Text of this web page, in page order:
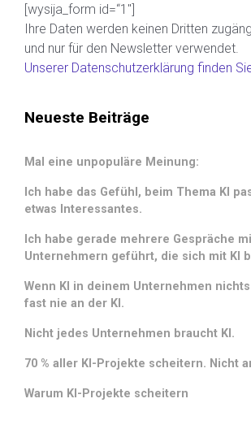
[wysija_form id=“1″]
Ihre Daten werden keinen Dritten
und nur für den Newsletter verwendet.
Unserer Datenschutzerklärung finden
Neueste Beiträge
Mal eine unpopuläre Meinung:
Ich habe das Gefühl, beim Thema KI
etwas Interessantes.
Ich habe gerade mehrere Gespräche
Unternehmern geführt, die sich mit KI
Wenn KI in deinem Unternehmen
fast nie an der KI.
Nicht jedes Unternehmen braucht KI.
70 % aller KI-Projekte scheitern. Nicht
Warum KI-Projekte scheitern